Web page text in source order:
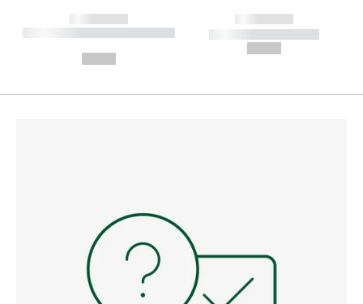
------------
----------- ----------- --------
------------
----------- -----------